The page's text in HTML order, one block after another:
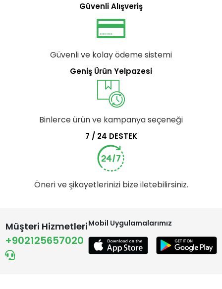
Güvenli Alışveriş
Güvenli ve kolay ödeme sistemi
Geniş Ürün Yelpazesi
Binlerce ürün ve kampanya seçeneği
7 / 24 DESTEK
Öneri ve şikayetlerinizi bize iletebilirsiniz.
Müşteri Hizmetleri
+902125657020
Mobil Uygulamalarımız